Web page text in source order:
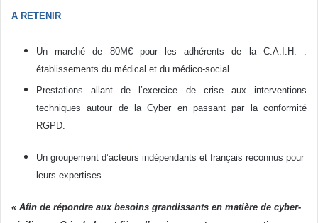
A RETENIR
Un marché de 80M€ pour les adhérents de la C.A.I.H. :
établissements du médical et du médico-social.
Prestations allant de l’exercice de crise aux interventions
techniques autour de la Cyber en passant par la conformité
RGPD.
Un groupement d’acteurs indépendants et français reconnus pour
leurs expertises.
« Afin de répondre aux besoins grandissants en matière de cyber-